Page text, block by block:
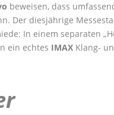
beweisen, dass
Der diesjährige
In einem separaten
ein echtes IMAX Klang-